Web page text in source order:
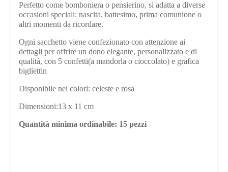
Perfetto come bomboniera o pensierino, si adatta a diverse
occasioni speciali: nascita, battesimo, prima comunione o
altri momenti da ricordare.
Ogni sacchetto viene confezionato con attenzione ai
dettagli per offrire un dono elegante, personalizzato e di
qualità, con 5 confetti(a mandorla o cioccolato) e grafica
bigliettin
Disponibile nei colori: celeste e rosa
Dimensioni:13 x 11 cm
Quantità minima ordinabile: 15 pezzi